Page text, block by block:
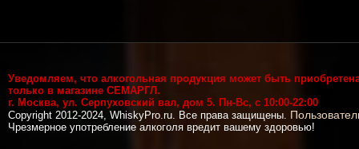
Уведомляем, что алкогольная продукция может быть
только в магазине СЕМАРГЛ.
г. Москва, ул. Серпуховский вал, дом 5. Пн-Вс, с 10:00-22:00
Copyright 2012-2024, WhiskyPro.ru. Все права защищены.
Чрезмерное употребление алкоголя вредит вашему здоровью!